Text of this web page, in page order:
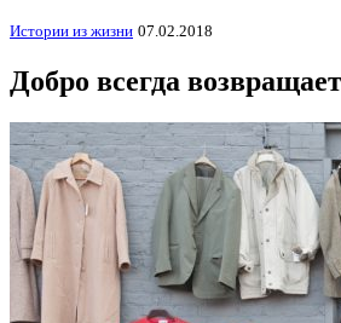
Истории из жизни 07.02.2018
Добро всегда